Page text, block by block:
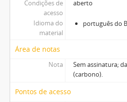
Condições de
acesso
aberto
Idioma do
material
português do
Área de notas
Nota
Sem assinatura;
(carbono).
Pontos de acesso